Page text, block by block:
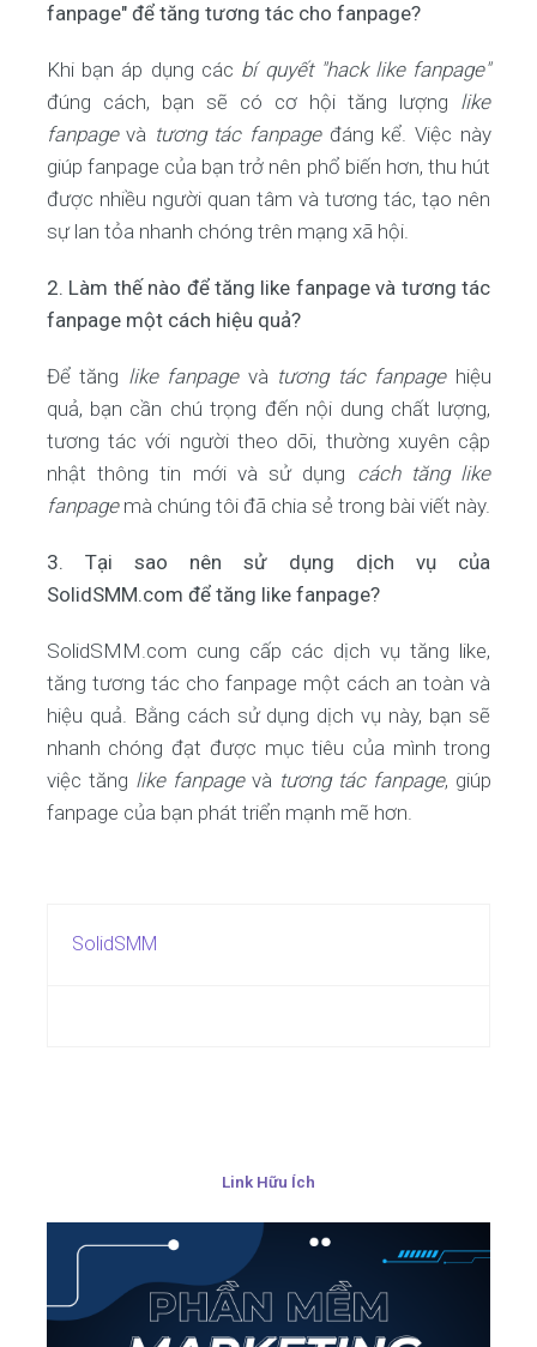
fanpage" để tăng tương tác cho fanpage?
Khi bạn áp dụng các bí quyết "hack like fanpage"
đúng cách, bạn sẽ có cơ hội tăng lượng like
fanpagevà tương tác fanpageđáng kể. Việc này
giúp fanpage của bạn trở nên phổ biến hơn, thu hút
được nhiều người quan tâm và tương tác, tạo nên
sự lan tỏa nhanh chóng trên mạng xã hội.
2. Làm thế nào để tăng like fanpage và tương tác
fanpage một cách hiệu quả?
Để tăng like fanpagevà tương tác fanpagehiệu
quả, bạn cần chú trọng đến nội dung chất lượng,
tương tác với người theo dõi, thường xuyên cập
nhật thông tin mới và sử dụng cách tăng like
fanpagemà chúng tôi đã chia sẻ trong bài viết này.
3. Tại sao nên sử dụng dịch vụ của
SolidSMM.com để tăng like fanpage?
SolidSMM.com cung cấp các dịch vụ tăng like,
tăng tương tác cho fanpage một cách an toàn và
hiệu quả. Bằng cách sử dụng dịch vụ này, bạn sẽ
nhanh chóng đạt được mục tiêu của mình trong
việc tăng like fanpagevà tương tác fanpage, giúp
fanpage của bạn phát triển mạnh mẽ hơn.
SolidSMM
Link Hữu Ích